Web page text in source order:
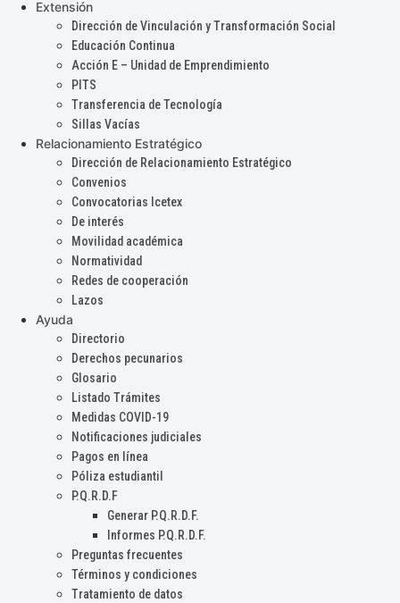
Extensión
Dirección de Vinculación y Transformación Social
Educación Continua
Acción E – Unidad de Emprendimiento
PITS
Transferencia de Tecnología
Sillas Vacías
Relacionamiento Estratégico
Dirección de Relacionamiento Estratégico
Convenios
Convocatorias Icetex
De interés
Movilidad académica
Normatividad
Redes de cooperación
Lazos
Ayuda
Directorio
Derechos pecunarios
Glosario
Listado Trámites
Medidas COVID-19
Notificaciones judiciales
Pagos en línea
Póliza estudiantil
P.Q.R.D.F
Generar P.Q.R.D.F.
Informes P.Q.R.D.F.
Preguntas frecuentes
Términos y condiciones
Tratamiento de datos